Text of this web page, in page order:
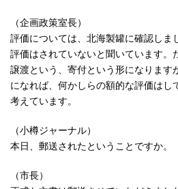
（企画政策室長）
評価については、北海製罐に確認しま
評価はされていないと聞いています。
譲渡という、寄付という形になります
になれば、何かしらの額的な評価はし
考えています。
（小樽ジャーナル）
本日、郵送されたということですか。
（市長）